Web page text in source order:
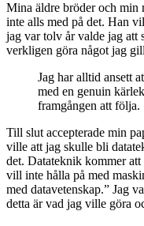
Mina äldre bröder och min
inte alls med på det. Han
jag var tolv år valde jag att
verkligen göra något jag
Jag har alltid ansett
med en genuin
framgången att följa.
Till slut accepterade min
ville att jag skulle bli
det. Datateknik kommer
vill inte hålla på med
med datavetenskap.” Jag
detta är vad jag ville göra